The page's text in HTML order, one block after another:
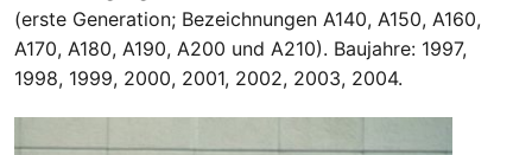
(erste Generation; Bezeichnungen A140, A150, A160,
A170, A180, A190, A200 und A210). Baujahre: 1997,
1998, 1999, 2000, 2001, 2002, 2003, 2004.